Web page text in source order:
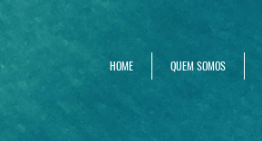
HOME QUEM SOMOS